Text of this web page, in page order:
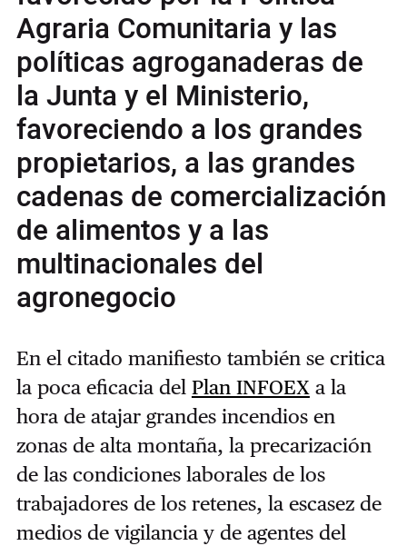
Agraria Comunitaria y las
políticas agroganaderas de
la Junta y el Ministerio,
favoreciendo a los grandes
propietarios, a las grandes
cadenas de comercialización
de alimentos y a las
multinacionales del
agronegocio
En el citado manifiesto también se critica
la poca eficacia del Plan INFOEXa la
hora de atajar grandes incendios en
zonas de alta montaña, la precarización
de las condiciones laborales de los
trabajadores de los retenes, la escasez de
medios de vigilancia y de agentes del